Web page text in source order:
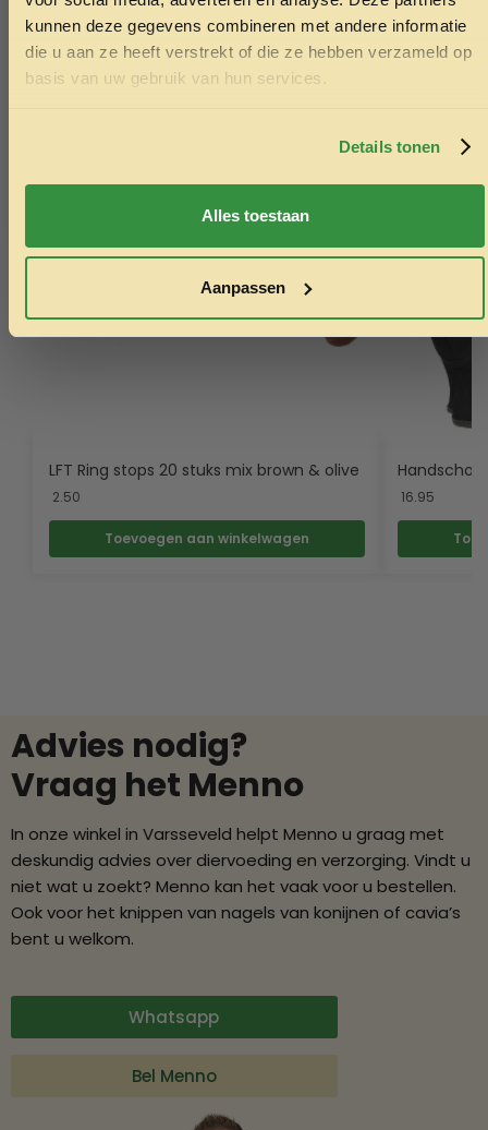
kunnen deze gegevens combineren met andere informatie
die u aan ze heeft verstrekt of die ze hebben verzameld op
basis van uw gebruik van hun services.
Details tonen
Alles toestaan
Aanpassen
LFT Ring stops 20 stuks mix brown & olive
2.50
Toevoegen aan winkelwagen
16.95
Advies nodig?
Vraag het Menno
In onze winkel in Varsseveld helpt Menno u graag met
deskundig advies over diervoeding en verzorging. Vindt u
niet wat u zoekt? Menno kan het vaak voor u bestellen.
Ook voor het knippen van nagels van konijnen of cavia’s
bent u welkom.
Whatsapp
Bel Menno
Ontvang korting
Door je in te schrijven ga je akkoord met het ontvangen van